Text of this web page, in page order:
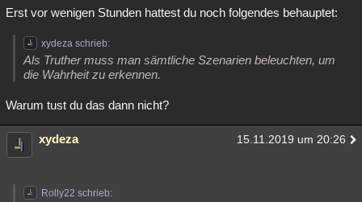
Erst vor wenigen Stunden hattest du noch folgendes behauptet:
xydeza schrieb:
Als Truther muss man sämtliche Szenarien beleuchten, um
die Wahrheit zu erkennen.
Warum tust du das dann nicht?
xydeza 15.11.2019 um 20:26
Rolly22 schrieb: